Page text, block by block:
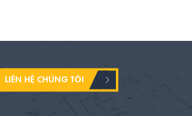
LIÊN HỆ CHÚNG TÔI